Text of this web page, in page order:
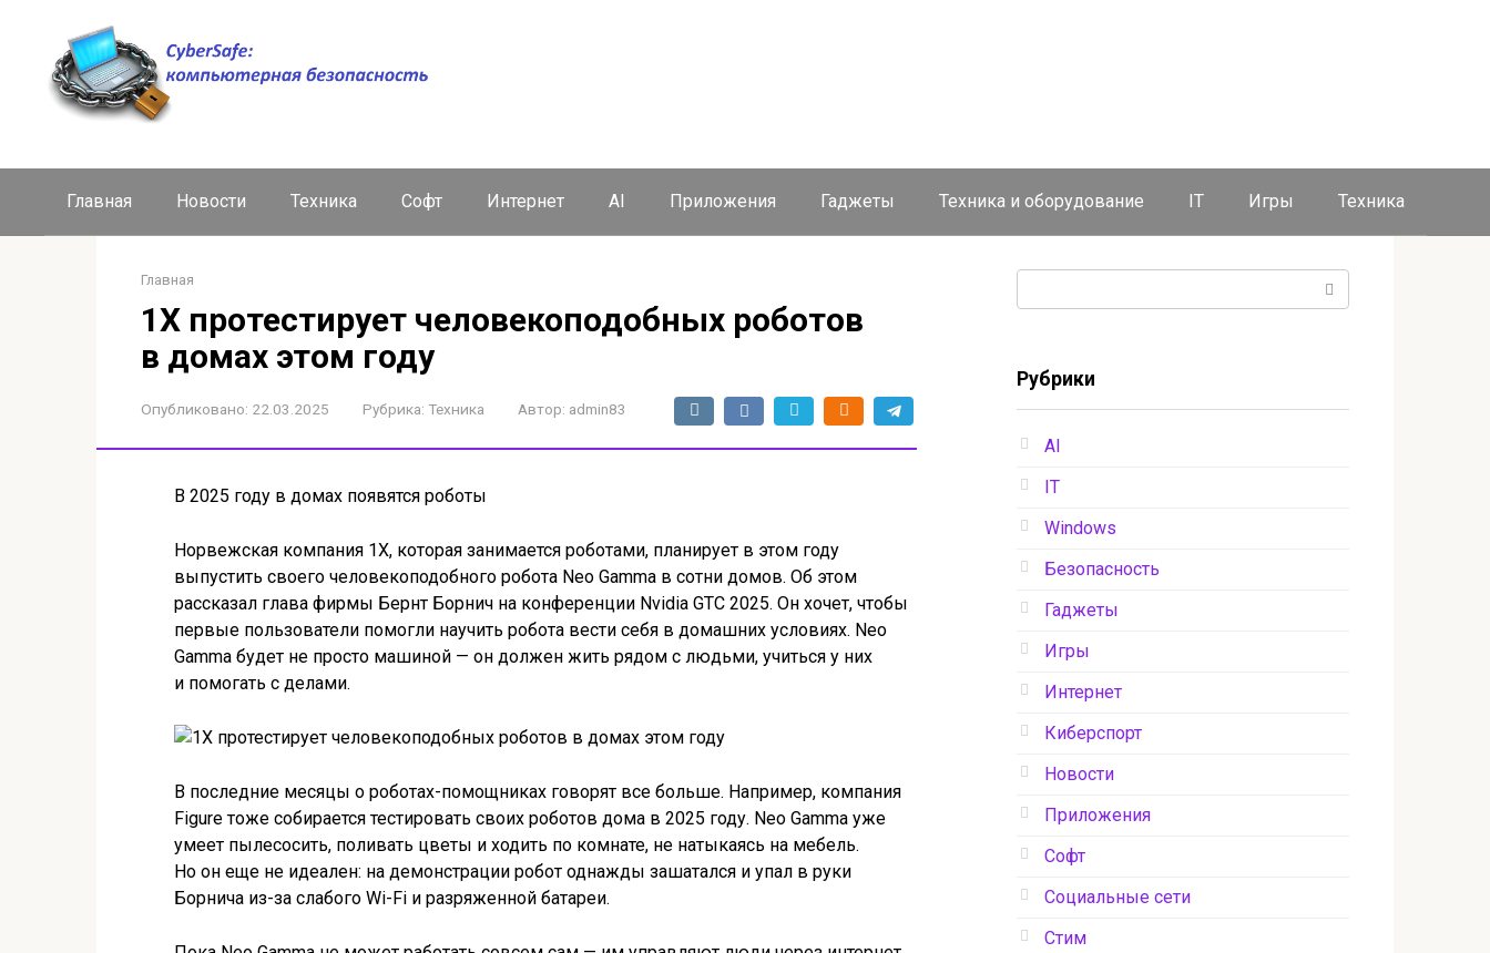
контенту
Главная Новости Техника Софт Интернет AI Приложения Гаджеты Техника и оборудование IT Игры Техника
Главная
1X протестирует человекоподобных роботов
в домах этом году
Опубликовано: 22.03.2025 Рубрика: Техника Автор: admin83
В 2025 году в домах появятся роботы
Норвежская компания 1X, которая занимается роботами, планирует в этом году
выпустить своего человекоподобного робота Neo Gamma в сотни домов. Об этом
рассказал глава фирмы Бернт Борнич на конференции Nvidia GTC 2025. Он хочет, чтобы
первые пользователи помогли научить робота вести себя в домашних условиях. Neo
Gamma будет не просто машиной — он должен жить рядом с людьми, учиться у них
и помогать с делами.
В последние месяцы о роботах-помощниках говорят все больше. Например, компания
Figure тоже собирается тестировать своих роботов дома в 2025 году. Neo Gamma уже
умеет пылесосить, поливать цветы и ходить по комнате, не натыкаясь на мебель.
Но он еще не идеален: на демонстрации робот однажды зашатался и упал в руки
Борнича из-за слабого Wi-Fi и разряженной батареи.
Рубрики
AI
IT
Windows
Безопасность
Гаджеты
Игры
Интернет
Киберспорт
Новости
Приложения
Софт
Социальные сети
Стим